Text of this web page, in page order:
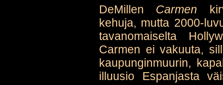
DeMillen Carmen
kehuja, mutta 2000-
tavanomaiselta
Carmen ei vakuuta,
kaupunginmuurin,
illuusio Espanjasta